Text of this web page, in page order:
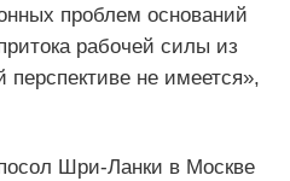
проблем оснований
рабочей силы из
не имеется»,
Шри-Ланки в Москве